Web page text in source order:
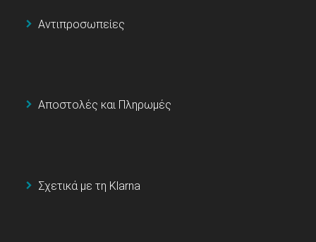
Αντιπροσωπείες
Αποστολές και Πληρωμές
Σχετικά με τη Klarna